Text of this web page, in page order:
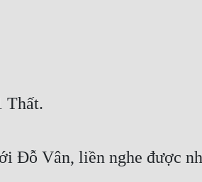
Thất.
Đỗ Vân, liền nghe được